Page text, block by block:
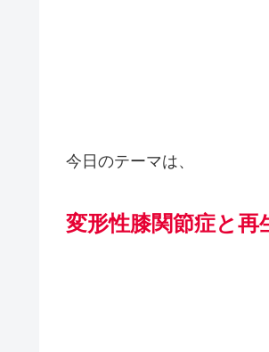
今日のテーマは、
変形性膝関節症と再